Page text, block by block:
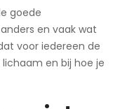
goede
en vaak wat
voor iedereen de
en bij hoe je